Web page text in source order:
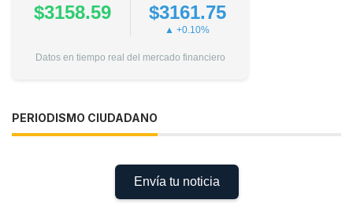
$3158.59 $3161.75
▲ +0.10%
Datos en tiempo real del mercado financiero
PERIODISMO CIUDADANO
Envía tu noticia